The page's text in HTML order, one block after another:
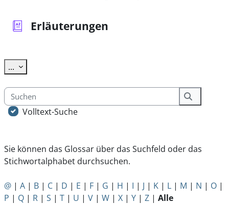
Erläuterungen
... Einträge exportieren
Suchen
Suchen
Volltext-Suche
Sie können das Glossar über das Suchfeld oder das
Stichwortalphabet durchsuchen.
@ | A | B | C | D | E | F | G | H | I | J | K | L | M | N | O |
P | Q | R | S | T | U | V | W | X | Y | Z | Alle